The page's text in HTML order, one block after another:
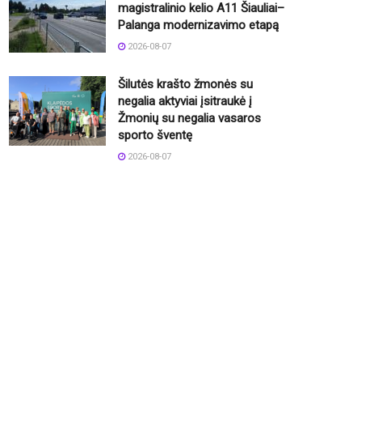
magistralinio kelio A11 Šiauliai–
Palanga modernizavimo etapą
2026-08-07
Šilutės krašto žmonės su
negalia aktyviai įsitraukė į
Žmonių su negalia vasaros
sporto šventę
2026-08-07